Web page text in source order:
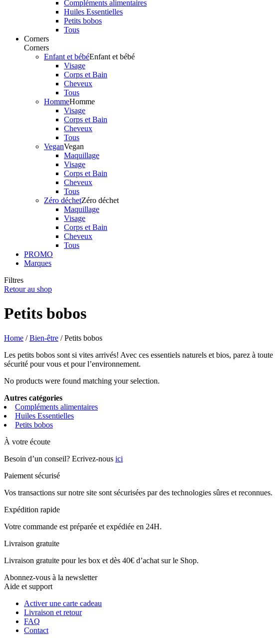
Compléments alimentaires
Huiles Essentielles
Petits bobos
Tous
Corners
Corners
Enfant et bébéEnfant et bébé
Visage
Corps et Bain
Cheveux
Tous
HommeHomme
Visage
Corps et Bain
Cheveux
Tous
VeganVegan
Maquillage
Visage
Corps et Bain
Cheveux
Tous
Zéro déchetZéro déchet
Maquillage
Visage
Corps et Bain
Cheveux
Tous
PROMO
Marques
Filtres
Retour au shop
Petits bobos
Home /Bien-être / Petits bobos
Les petits bobos sont si vites arrivés! Avec ces essentiels naturels et bios, parez à
sécurité pour vous et pour l’environnement.
No products were found matching your selection.
Autres catégories
Compléments alimentaires
Huiles Essentielles
Petits bobos
À votre écoute
Besoin d’un conseil? Ecrivez-nous ici
Paiement sécurisé
Vos transactions sur notre site sont sécurisées par des technologies sûres et reconnues.
Expédition rapide
Votre commande est préparée et expédiée en 24H.
Livraison gratuite
Livraison gratuite pour les box et dès 40€ d’achat sur le Shop.
Abonnez-vous à la newsletter
Aide et support
Activer une carte cadeau
Livraison et retour
FAQ
Contact